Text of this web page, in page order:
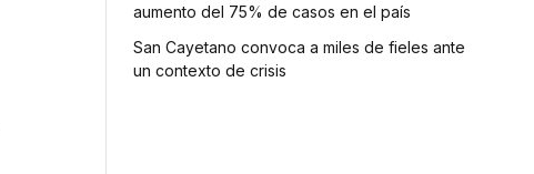
aumento del 75% de casos en el país
San Cayetano convoca a miles de fieles ante
un contexto de crisis